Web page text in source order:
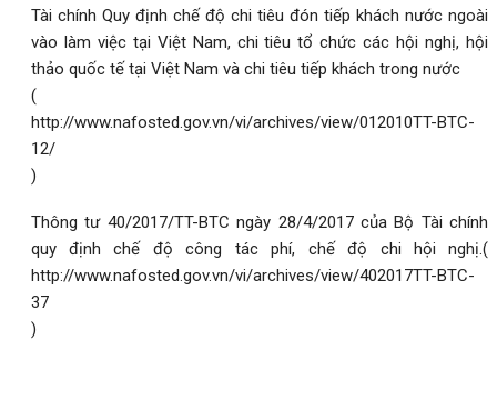
Tài chính Quy định chế độ chi tiêu đón tiếp khách nước ngoài
vào làm việc tại Việt Nam, chi tiêu tổ chức các hội nghị, hội
thảo quốc tế tại Việt Nam và chi tiêu tiếp khách trong nước
(
http://www.nafosted.gov.vn/vi/archives/view/012010TT-BTC-
12/
)
Thông tư 40/2017/TT-BTC ngày 28/4/2017 của Bộ Tài chính
quy định chế độ công tác phí, chế độ chi hội nghị.(
http://www.nafosted.gov.vn/vi/archives/view/402017TT-BTC-
37
)